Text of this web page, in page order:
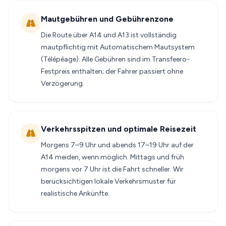
Mautgebühren und Gebührenzone
Die Route über A14 und A13 ist vollständig
mautpflichtig mit Automatischem Mautsystem
(Télépéage). Alle Gebühren sind im Transfeero-
Festpreis enthalten; der Fahrer passiert ohne
Verzögerung.
Verkehrsspitzen und optimale Reisezeit
Morgens 7–9 Uhr und abends 17–19 Uhr auf der
A14 meiden, wenn möglich. Mittags und früh
morgens vor 7 Uhr ist die Fahrt schneller. Wir
berücksichtigen lokale Verkehrsmuster für
realistische Ankünfte.